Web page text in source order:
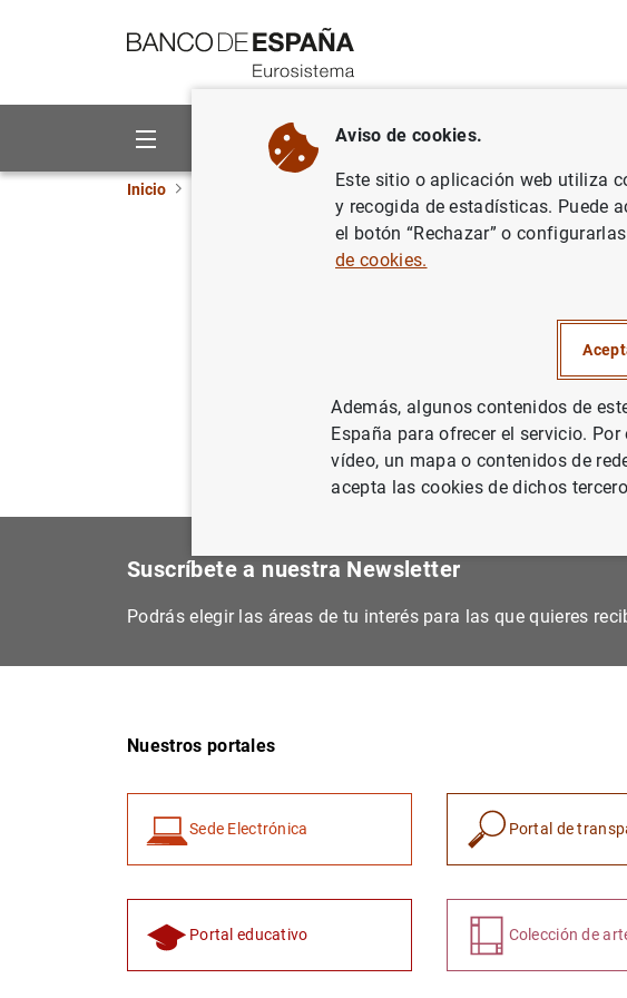
Sobre el Banco Áreas de actuación
Inicio Punto de Información Entidades de crédito
Establecimientos
Suscríbete a nuestra Newsletter
Podrás elegir las áreas de tu interés para las que quieres
Nuestros portales
Sede Electrónica Portal de
Portal educativo Colección de
Aviso de cookies.
Este sitio o aplicación web utiliza
y recogida de estadísticas. Puede
el botón “Rechazar” o
de cookies.
Además, algunos contenidos de
España para ofrecer el servicio.
vídeo, un mapa o contenidos de
acepta las cookies de dichos